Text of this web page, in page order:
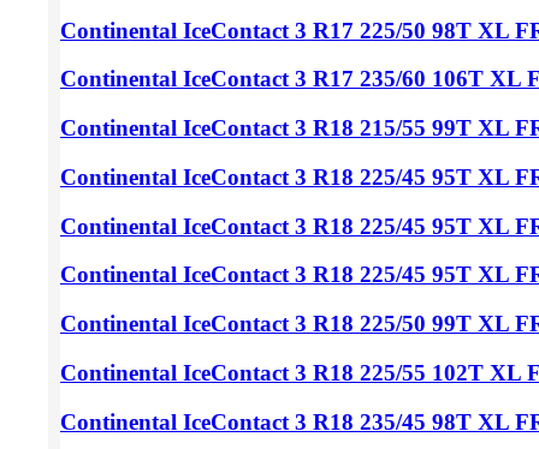
Continental IceContact 3 R17 225/50 98T XL
Continental IceContact 3 R17 235/60 106T XL
Continental IceContact 3 R18 215/55 99T XL
Continental IceContact 3 R18 225/45 95T XL
Continental IceContact 3 R18 225/45 95T XL
Continental IceContact 3 R18 225/45 95T XL
Continental IceContact 3 R18 225/50 99T XL
Continental IceContact 3 R18 225/55 102T XL
Continental IceContact 3 R18 235/45 98T XL